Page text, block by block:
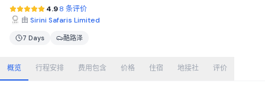
4.98 条评价
由 Sirini Safaris Limited
7 Days 酷路泽
概览 行程安排 费用包含 价格 住宿 地接社 评价